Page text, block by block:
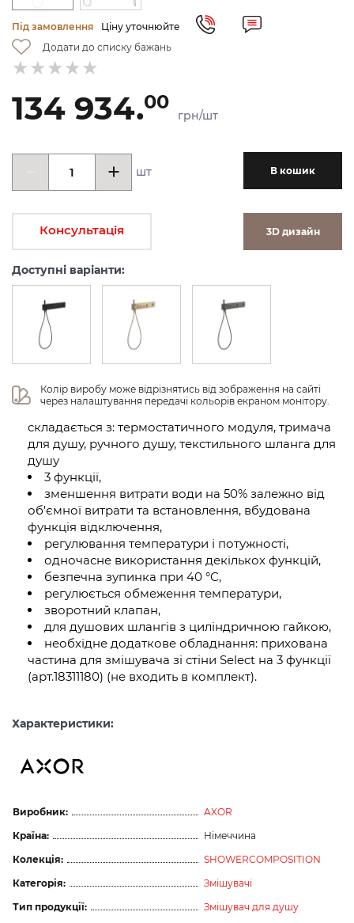
Під замовлення
Ціну уточнюйте
Додати до списку бажань
134 934.00
грн/шт
шт В кошик
Консультація 3D дизайн
Доступні варіанти:
Колір виробу може відрізнятись від зображення на сайті
через налаштування передачі кольорів екраном монітору.
складається з: термостатичного модуля, тримача
для душу, ручного душу, текстильного шланга для
душу
3 функції,
зменшення витрати води на 50% залежно від
об'ємної витрати та встановлення, вбудована
функція відключення,
регулювання температури і потужності,
одночасне використання декількох функцій,
безпечна зупинка при 40 °C,
регулюється обмеження температури,
зворотний клапан,
для душових шлангів з циліндричною гайкою,
необхідне додаткове обладнання: прихована
частина для змішувача зі стіни Select на 3 функції
(арт.18311180) (не входить в комплект).
Характеристики:
Виробник:
AXOR
Країна:
Німеччина
Колекція:
SHOWERCOMPOSITION
Категорія:
Змішувачі
Тип продукції:
Змішувач для душу